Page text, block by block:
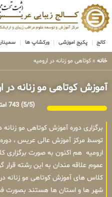
کالج پکیج اموزشی ورکشاپ ها
خانه » کوتاهی مو زنانه در ارومیه
آموزش کوتاهی مو زنانه در
(5/5) 743 امتیاز
برگزاری دوره آموزش کوتاهی مو
توسط مرکز آموزش عالی عریس ،
ارومیه هم اکنون به صورت
عموم علاقه مندان به این رشته
کلاس های آموزش کوتاهی مو زنانه